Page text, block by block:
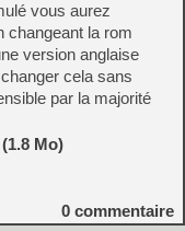
vous aurez
changeant la rom
version anglaise
cela sans
par la majorité
Mo)
0 commentaire